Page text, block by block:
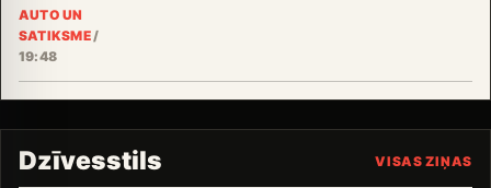
AUTO UN
SATIKSME/
19:48
Dzīvesstils VISAS ZIŅAS